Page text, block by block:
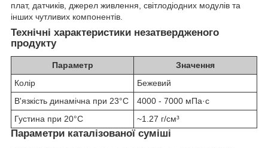
плат, датчиків, джерел живлення, світлодіодних модулів та
інших чутливих компонентів.
Технічні характеристики незатвердженого
продукту
Параметр
Значення
Колір
Бежевий
В'язкість динамічна при 23°C
4000 - 7000 мПа·с
Густина при 20°C
~1.27 г/см³
Параметри каталізованої суміші